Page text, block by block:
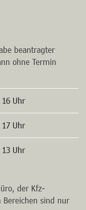
beantragter
ohne Termin
Uhr
Uhr
Uhr
der Kfz-
Bereichen sind nur